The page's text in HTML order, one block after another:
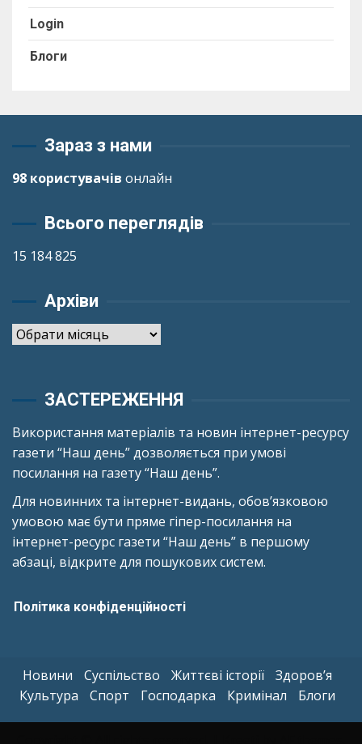
Login
Блоги
Зараз з нами
98 користувачів онлайн
Всього переглядів
15 184 825
Архіви
Архіви
ЗАСТЕРЕЖЕННЯ
Використання матеріалів та новин інтернет-ресурсу
газети “Наш день” дозволяється при умові
посилання на газету “Наш день”.
Для новинних та інтернет-видань, обов’язковою
умовою має бути пряме гіпер-посилання на
інтернет-ресурс газети “Наш день” в першому
абзаці, відкрите для пошукових систем.
Політика конфіденційності
Новини Суспільство Життєві історії
Здоров’я
Культура
Спорт Господарка Кримінал Блоги